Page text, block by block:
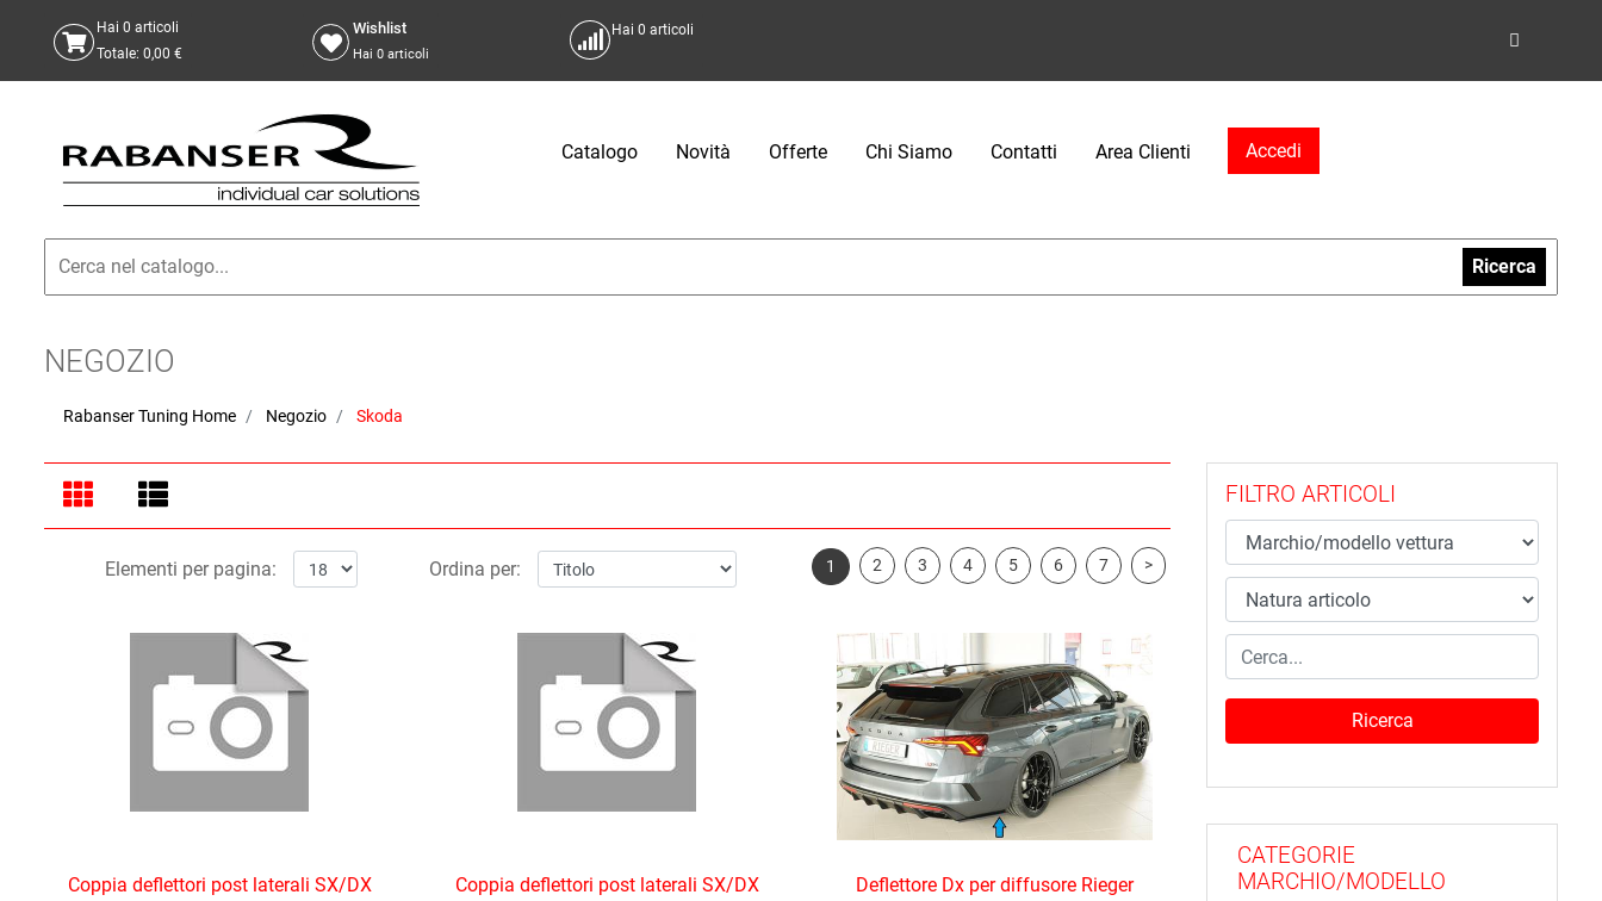
Hai 0 articoli
Totale: 0,00 €
Wishlist
Hai 0 articoli
Hai0 articoli
Catalogo Novità Offerte Chi Siamo Contatti Area Clienti Accedi
Ricerca
NEGOZIO
Rabanser Tuning Home Negozio Skoda
Ordina per:
Elementi per pagina: 1 2 3 4 5 6 7 >
Coppia deflettori post laterali SX/DX
Coppia deflettori post laterali SX/DX
Deflettore Dx per diffusore Rieger
FILTRO ARTICOLI
CATEGORIE
MARCHIO/MODELLO